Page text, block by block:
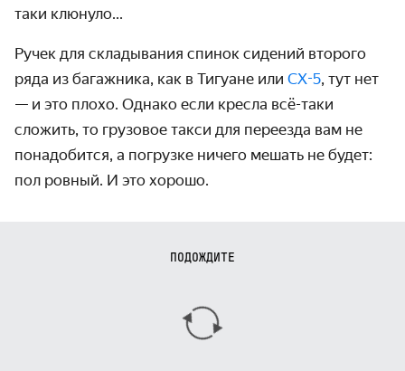
таки клюнуло...
Ручек для складывания спинок сидений второго
ряда из багажника, как в Тигуане или CX-5, тут нет
— и это плохо. Однако если кресла всё-таки
сложить, то грузовое такси для переезда вам не
понадобится, а погрузке ничего мешать не будет:
пол ровный. И это хорошо.
ПОДОЖДИТЕ